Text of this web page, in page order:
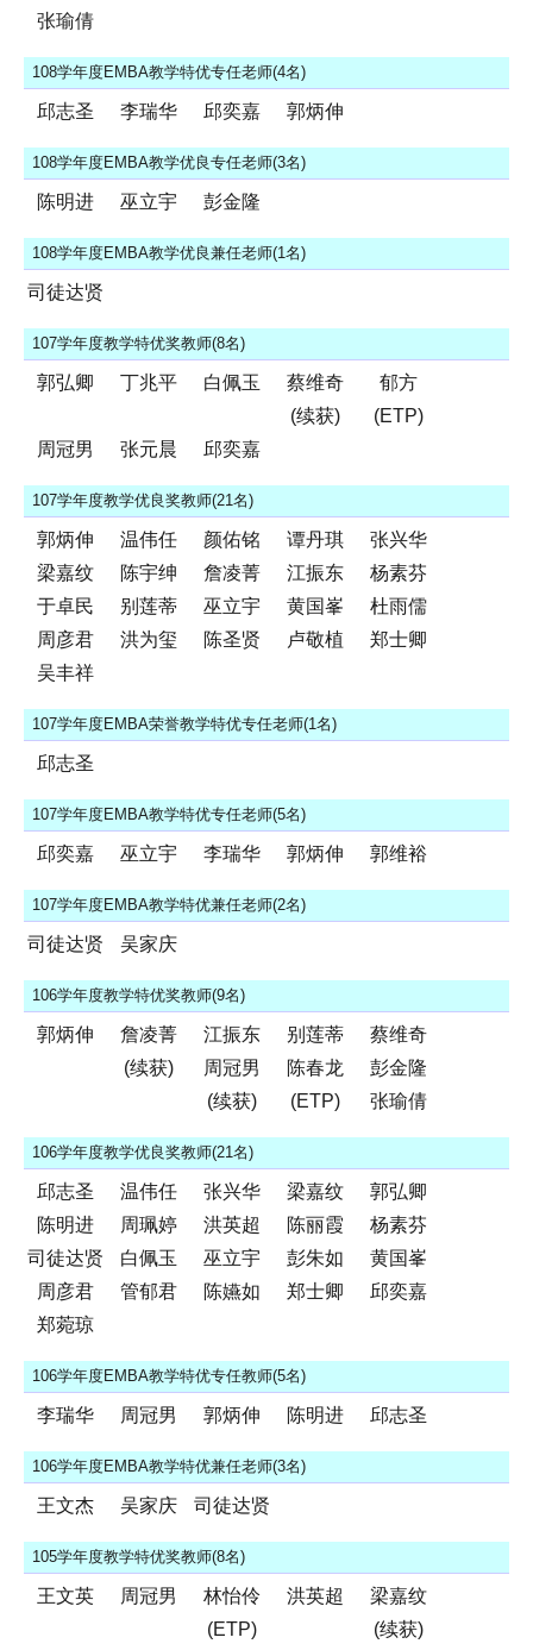
张瑜倩
108学年度EMBA教学特优专任老师(4名)
邱志圣 李瑞华 邱奕嘉 郭炳伸
108学年度EMBA教学优良专任老师(3名)
陈明进 巫立宇 彭金隆
108学年度EMBA教学优良兼任老师(1名)
司徒达贤
107学年度教学特优奖教师(8名)
郭弘卿 丁兆平 白佩玉
蔡维奇
(续获)
郁方
(ETP)
周冠男
张元晨 邱奕嘉
107学年度教学优良奖教师(21名)
郭炳伸 温伟任 颜佑铭 谭丹琪
张兴华
梁嘉纹
陈宇绅 詹凌菁 江振东
杨素芬
于卓民
别莲蒂 巫立宇 黄国峯
杜雨儒
周彦君
洪为玺 陈圣贤 卢敬植
郑士卿
吴丰祥
107学年度EMBA荣誉教学特优专任老师(1名)
邱志圣
107学年度EMBA教学特优专任老师(5名)
邱奕嘉 巫立宇 李瑞华 郭炳伸 郭维裕
107学年度EMBA教学特优兼任老师(2名)
司徒达贤 吴家庆
106学年度教学特优奖教师(9名)
郭炳伸
詹凌菁
(续获)
江振东 别莲蒂
蔡维奇
周冠男
(续获)
陈春龙
(ETP)
彭金隆
张瑜倩
106学年度教学优良奖教师(21名)
邱志圣 温伟任 张兴华 梁嘉纹
郭弘卿
陈明进
周珮婷 洪英超 陈丽霞
杨素芬
司徒达贤
白佩玉 巫立宇 彭朱如
黄国峯
周彦君
管郁君 陈嬿如 郑士卿
邱奕嘉
郑菀琼
106学年度EMBA教学特优专任教师(5名)
李瑞华 周冠男 郭炳伸 陈明进 邱志圣
106学年度EMBA教学特优兼任老师(3名)
王文杰 吴家庆 司徒达贤
105学年度教学特优奖教师(8名)
王文英 周冠男
林怡伶
(ETP)
洪英超
梁嘉纹
(续获)